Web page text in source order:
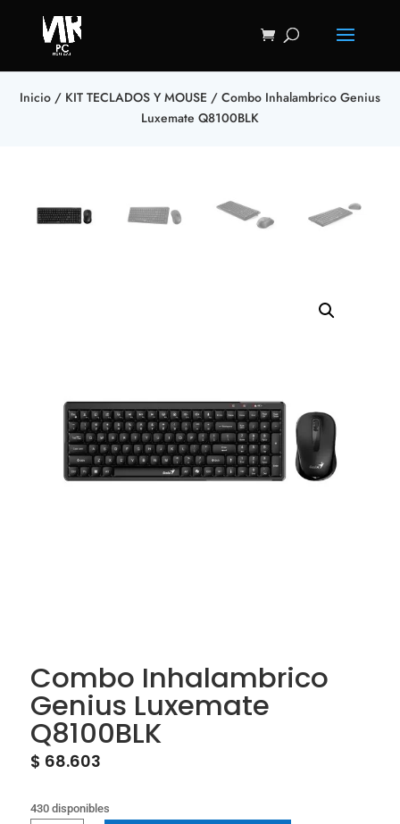
Inicio / KIT TECLADOS Y MOUSE / Combo Inhalambrico Genius
Luxemate Q8100BLK
Combo Inhalambrico
Genius Luxemate
Q8100BLK
$ 68.603
430 disponibles